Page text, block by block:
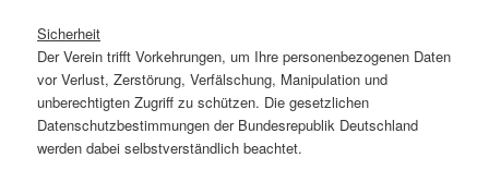
Sicherheit
Der Verein trifft Vorkehrungen, um Ihre personenbezogenen Daten
vor Verlust, Zerstörung, Verfälschung, Manipulation und
unberechtigten Zugriff zu schützen. Die gesetzlichen
Datenschutzbestimmungen der Bundesrepublik Deutschland
werden dabei selbstverständlich beachtet.